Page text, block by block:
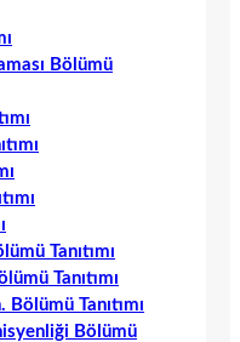
Bölümü
Tanıtımı
Tanıtımı
Tanıtımı
Bölümü